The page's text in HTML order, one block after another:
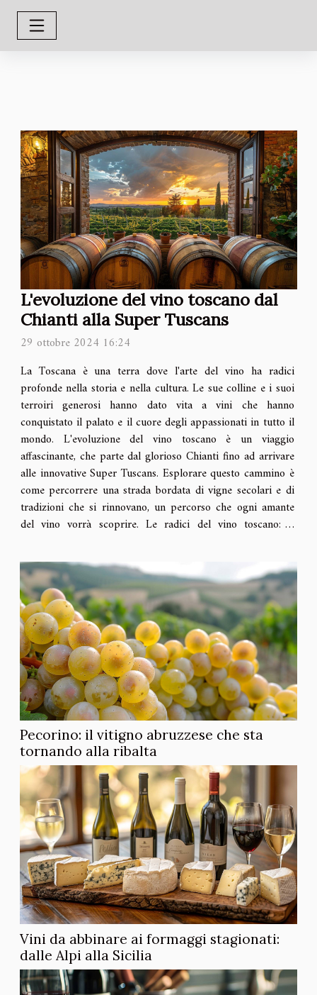
L'evoluzione del vino toscano dal
Chianti alla Super Tuscans
29 ottobre 2024 16:24
La Toscana è una terra dove l'arte del vino ha radici
profonde nella storia e nella cultura. Le sue colline e i suoi
terroiri generosi hanno dato vita a vini che hanno
conquistato il palato e il cuore degli appassionati in tutto il
mondo. L'evoluzione del vino toscano è un viaggio
affascinante, che parte dal glorioso Chianti fino ad arrivare
alle innovative Super Tuscans. Esplorare questo cammino è
come percorrere una strada bordata di vigne secolari e di
tradizioni che si rinnovano, un percorso che ogni amante
del vino vorrà scoprire. Le radici del vino toscano: il
Pecorino: il vitigno abruzzese che sta
tornando alla ribalta
Vini da abbinare ai formaggi stagionati:
dalle Alpi alla Sicilia